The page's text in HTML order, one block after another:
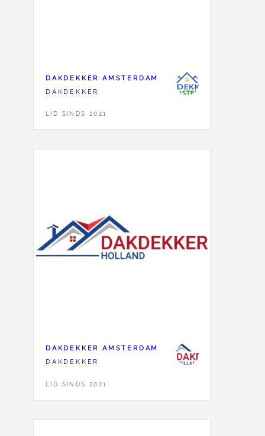
DAKDEKKER AMSTERDAM
DAKDEKKER
LID SINDS 2021
DAKDEKKER AMSTERDAM
DAKDEKKER
LID SINDS 2021